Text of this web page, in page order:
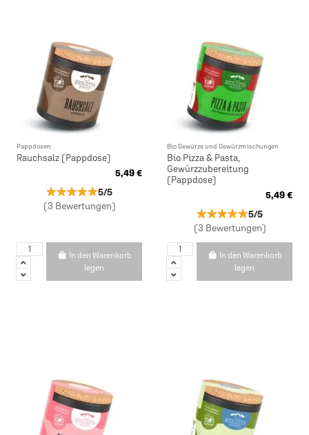
Pappdosen
Rauchsalz (Pappdose)
5,49 €
★★★★★
★★★★★5/5
(3 Bewertungen)
In den Warenkorb
legen
Bio Gewürze und Gewürzmischungen
Bio Pizza & Pasta,
Gewürzzubereitung
(Pappdose)
5,49 €
★★★★★
★★★★★5/5
(3 Bewertungen)
In den Warenkorb
legen